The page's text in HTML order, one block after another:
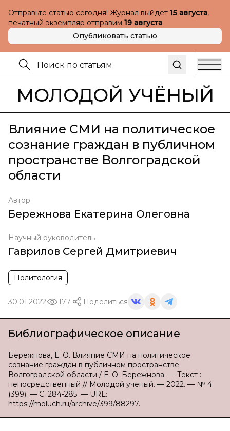
Отправьте статью сегодня! Журнал выйдет 15 августа,
печатный экземпляр отправим 19 августа
Опубликовать статью
МОЛОДОЙ УЧЁНЫЙ
Влияние СМИ на политическое
сознание граждан в публичном
пространстве Волгоградской
области
Автор
Бережнова Екатерина Олеговна
Научный руководитель
Гаврилов Сергей Дмитриевич
Политология
30.01.2022 177 Поделиться
Библиографическое описание
Бережнова, Е. О. Влияние СМИ на политическое
сознание граждан в публичном пространстве
Волгоградской области / Е. О. Бережнова. — Текст :
непосредственный // Молодой ученый. — 2022. — № 4
(399). — С. 284-285. — URL:
https://moluch.ru/archive/399/88297.